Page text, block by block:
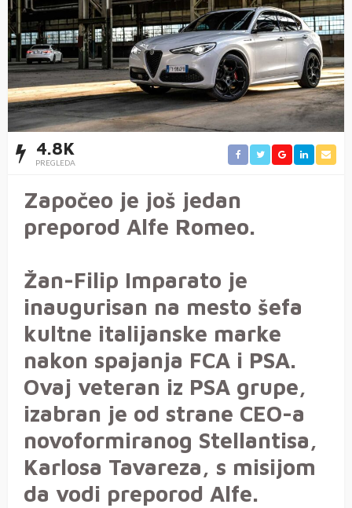
4.8K
PREGLEDA
Započeo je još jedan
preporod Alfe Romeo.
Žan-Filip Imparato je
inaugurisan na mesto šefa
kultne italijanske marke
nakon spajanja FCA i PSA.
Ovaj veteran iz PSA grupe,
izabran je od strane CEO-a
novoformiranog Stellantisa,
Karlosa Tavareza, s misijom
da vodi preporod Alfe.